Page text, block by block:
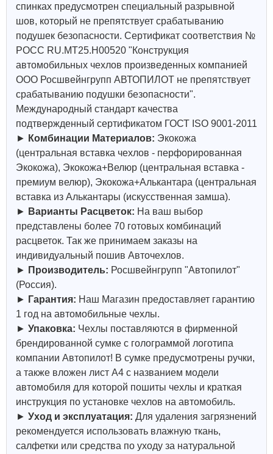
спинках предусмотрен специальный разрывной
шов, который не препятствует срабатыванию
подушек безопасности. Сертификат соответствия №
РОСС RU.МТ25.Н00520 "Конструкция
автомобильных чехлов произведенных компанией
ООО Росшвейнгрупп АВТОПИЛОТ не препятствует
срабатыванию подушки безопасности".
Международный стандарт качества
подтвержденный сертификатом ГОСТ ISO 9001-2011
► Комбинации Материалов: Экокожа
(центральная вставка чехлов - перфорированная
Экокожа), Экокожа+Велюр (центральная вставка -
премиум велюр), Экокожа+Алькантара (центральная
вставка из Алькантары (искусственная замша).
► Варианты Расцветок: На ваш выбор
представлены более 70 готовых комбинаций
расцветок. Так же принимаем заказы на
индивидуальный пошив Авточехлов.
► Производитель: Росшвейнгрупп "Автопилот"
(Россия).
► Гарантия: Наш Магазин предоставляет гарантию
1 год на автомобильные чехлы.
► Упаковка: Чехлы поставляются в фирменной
брендированной сумке с голограммой логотипа
компании Автопилот! В сумке предусмотрены ручки,
а также вложен лист А4 с названием модели
автомобиля для которой пошиты чехлы и краткая
инструкция по установке чехлов на автомобиль.
► Уход и эксплуатация: Для удаления загрязнений
рекомендуется использовать влажную ткань,
салфетки или средства по уходу за натуральной